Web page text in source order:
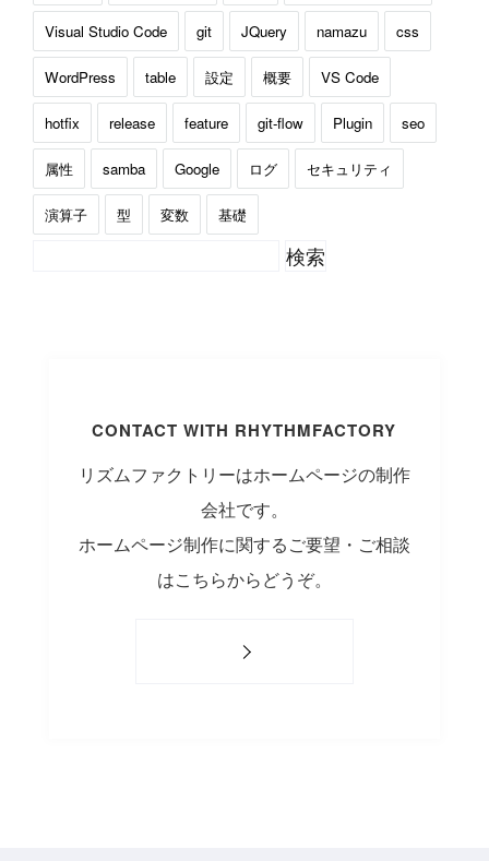
Visual Studio Code git JQuery namazu css
WordPress table 設定 概要 VS Code
hotfix release feature git-flow Plugin seo
属性 samba Google ログ セキュリティ
演算子 型 変数 基礎
CONTACT WITH RHYTHMFACTORY
リズムファクトリーはホームページの制作
会社です。
ホームページ制作に関するご要望・ご相談
はこちらからどうぞ。